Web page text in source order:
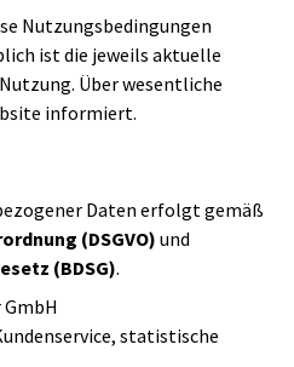
Nutzungsbedingungen
ist die jeweils aktuelle
Über wesentliche
informiert.
Daten erfolgt gemäß
(DSGVO) und
(BDSG).
statistische